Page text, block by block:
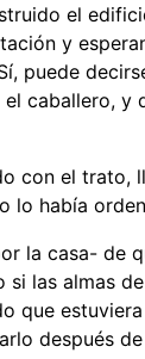
el
y
puede
caballero, y
con el trato,
lo había
la casa- de
las almas
que
después